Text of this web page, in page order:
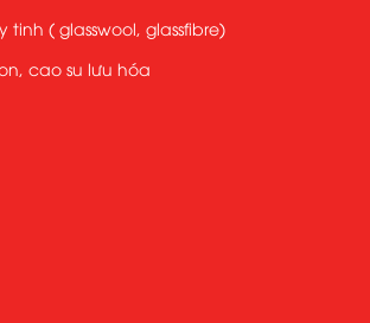
tinh ( glasswool, glassfibre)
cao su lưu hóa